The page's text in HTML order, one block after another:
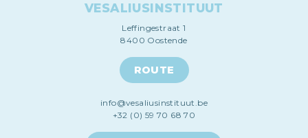
VESALIUSINSTITUUT
Leffingestraat 1
8400 Oostende
ROUTE
info@vesaliusinstituut.be
+32 (0) 59 70 68 70